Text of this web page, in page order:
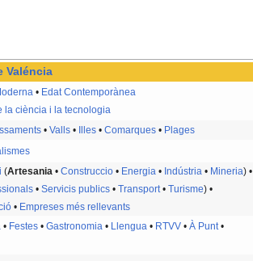
Valéncia
• Edat Contemporànea
la ciència i la tecnologia
•Valls • Illes •Comarques • Plages
(Artesania •Construccio • Energia • Indústria • Mineria) •
•Servicis publics •Transport•Turisme) •
• Empreses més rellevants
• Festes •Gastronomia • Llengua • RTVV •À Punt•